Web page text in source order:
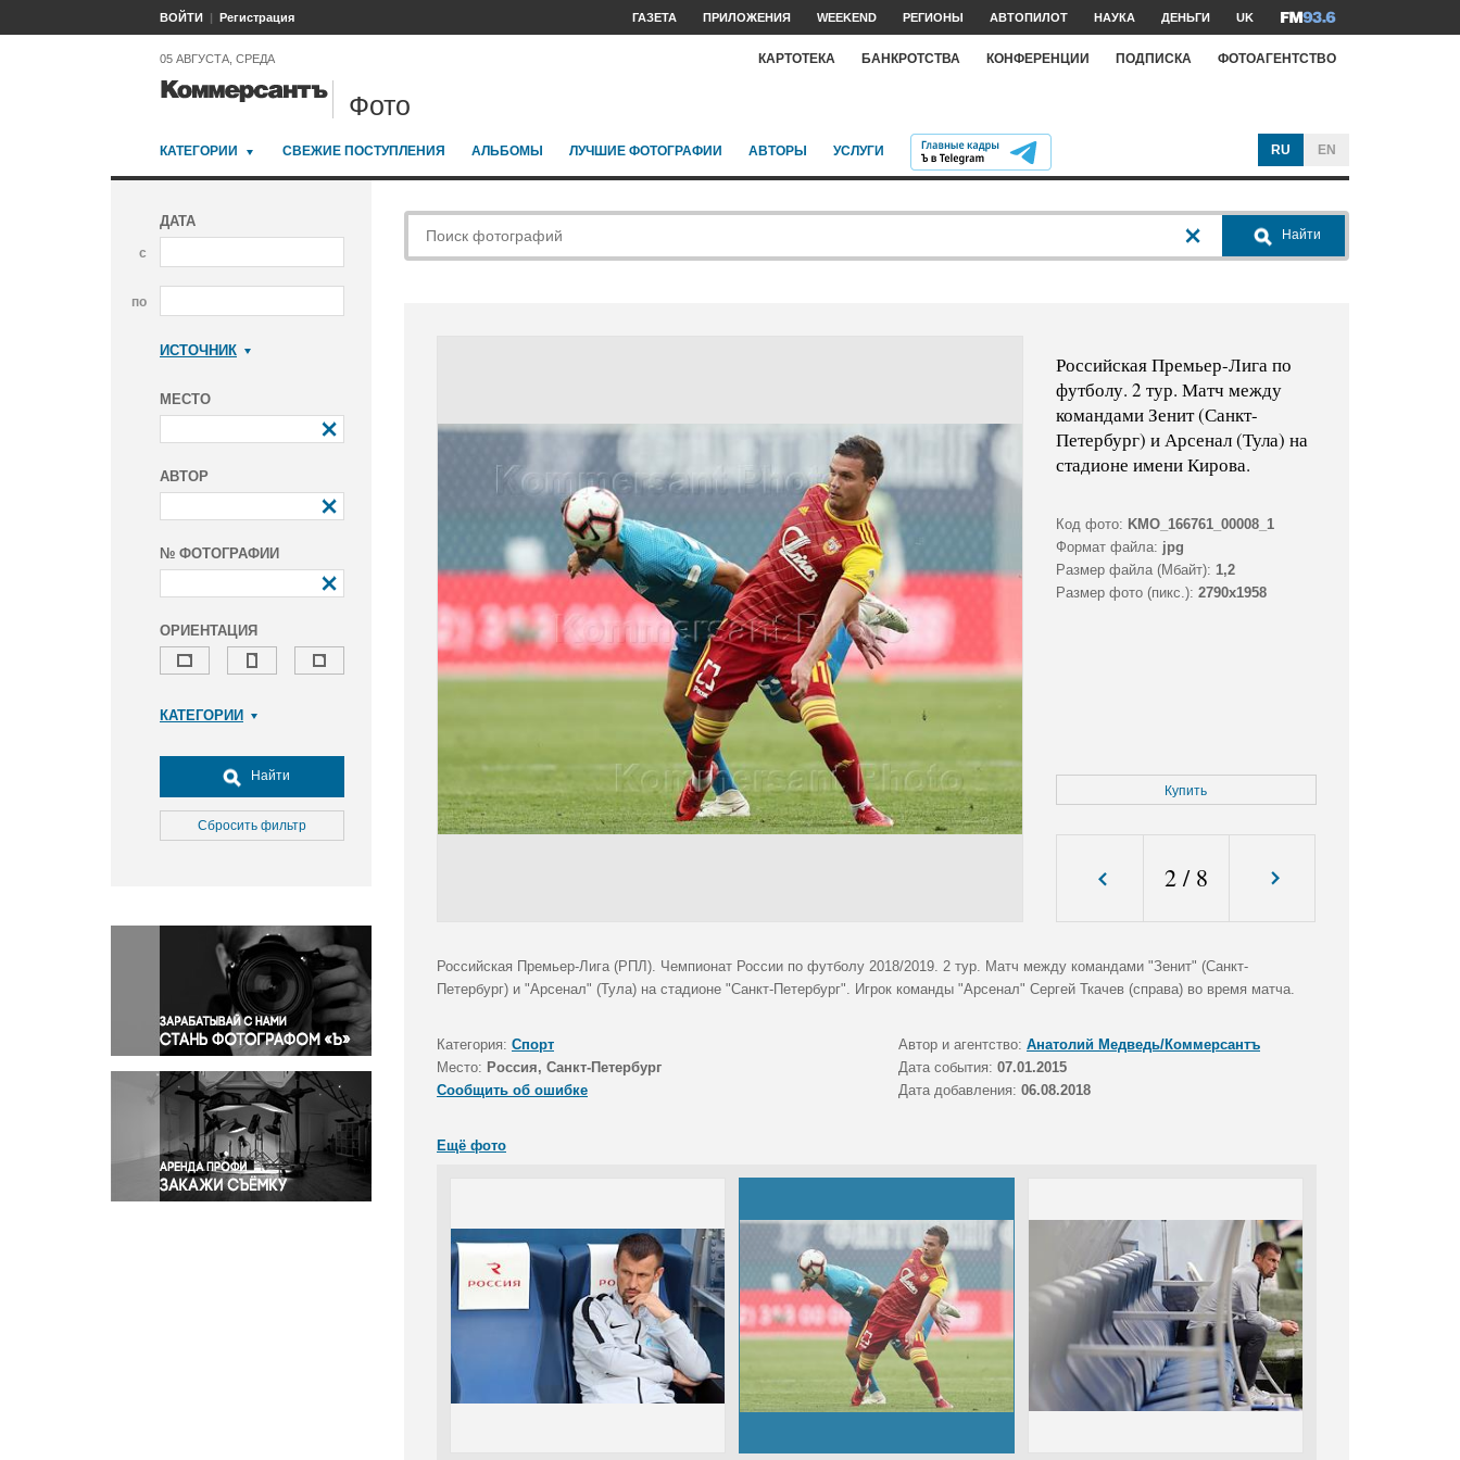
ВОЙТИ Регистрация ГАЗЕТА ПРИЛОЖЕНИЯ WEEKEND РЕГИОНЫ АВТОПИЛОТ НАУКА ДЕНЬГИ UK
05 АВГУСТА, СРЕДА КАРТОТЕКА БАНКРОТСТВА КОНФЕРЕНЦИИ ПОДПИСКА ФОТОАГЕНТСТВО
Фото
КАТЕГОРИИ СВЕЖИЕ ПОСТУПЛЕНИЯ АЛЬБОМЫ ЛУЧШИЕ ФОТОГРАФИИ АВТОРЫ УСЛУГИ RU EN
ДАТА
с
по
ИСТОЧНИК
МЕСТО
АВТОР
№ ФОТОГРАФИИ
ОРИЕНТАЦИЯ
КАТЕГОРИИ
Досуг, туризм и отдых
Культура
Медицина
Окружающая среда
Политика
Правосудие
Происшествия и конфликты
Религия
Светская жизнь
Спорт
Экология
Экономика и бизнес
Найти
Сбросить фильтр
Найти
Российская Премьер-Лига по
футболу. 2 тур. Матч между
командами Зенит (Санкт-
Петербург) и Арсенал (Тула) на
стадионе имени Кирова.
Код фото: KMO_166761_00008_1
Формат файла: jpg
Размер файла (Мбайт): 1,2
Размер фото (пикс.): 2790x1958
Купить
2/ 8
Российская Премьер-Лига (РПЛ). Чемпионат России по футболу 2018/2019. 2 тур. Матч между командами "Зенит" (Санкт-
Петербург) и "Арсенал" (Тула) на стадионе "Санкт-Петербург". Игрок команды "Арсенал" Сергей Ткачев (справа) во время матча.
Категория: Спорт Автор и агентство: Анатолий Медведь/Коммерсантъ
Место: Россия, Санкт-Петербург Дата события: 07.01.2015
Сообщить об ошибке
Дата добавления: 06.08.2018
Ещё фото